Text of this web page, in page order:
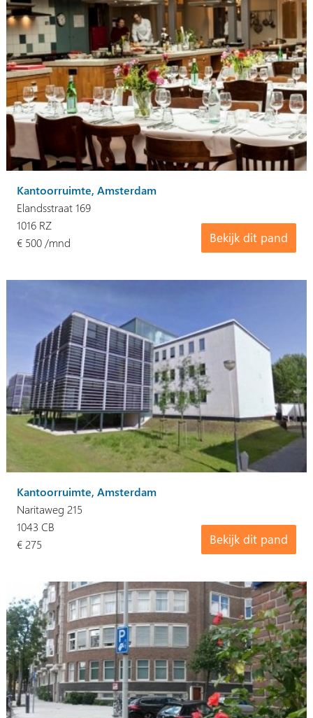
Kantoorruimte, Amsterdam
Elandsstraat 169
Bekijk dit pand
1016 RZ
€ 500 /mnd
Kantoorruimte, Amsterdam
Naritaweg 215
Bekijk dit pand
1043 CB
€ 275